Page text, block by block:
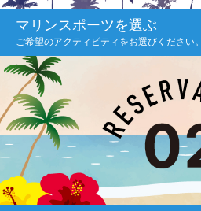
マリンスポーツを選ぶ
ご希望のアクティビティをお選びください。